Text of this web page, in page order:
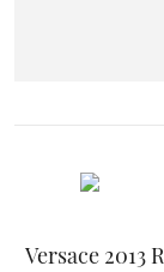
Versace 2013